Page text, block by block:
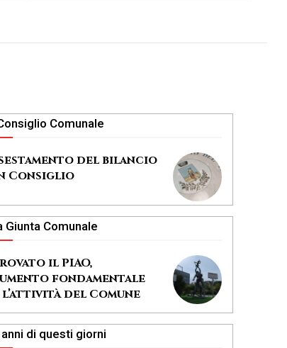
Comunale
del bilancio
Consiglio
Giunta Comunale
il PIAO,
fondamentale
l’attività del Comune
di questi giorni